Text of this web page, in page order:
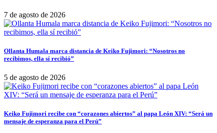
7 de agosto de 2026
Ollanta Humala marca distancia de Keiko Fujimori: “Nosotros no
recibimos, ella sí recibió”
5 de agosto de 2026
Keiko Fujimori recibe con “corazones abiertos” al papa León XIV: “Será un
mensaje de esperanza para el Perú”